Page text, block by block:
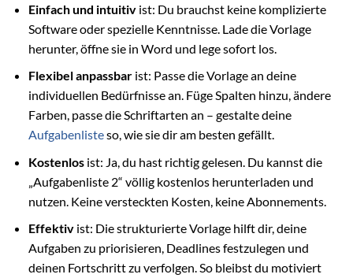
Einfach und intuitivist: Du brauchst keine komplizierte
Software oder spezielle Kenntnisse. Lade die Vorlage
herunter, öffne sie in Word und lege sofort los.
Flexibel anpassbarist: Passe die Vorlage an deine
individuellen Bedürfnisse an. Füge Spalten hinzu, ändere
Farben, passe die Schriftarten an – gestalte deine
Aufgabenlisteso, wie sie dir am besten gefällt.
Kostenlosist: Ja, du hast richtig gelesen. Du kannst die
„Aufgabenliste 2“ völlig kostenlos herunterladen und
nutzen. Keine versteckten Kosten, keine Abonnements.
Effektivist: Die strukturierte Vorlage hilft dir, deine
Aufgaben zu priorisieren, Deadlines festzulegen und
deinen Fortschritt zu verfolgen. So bleibst du motiviert